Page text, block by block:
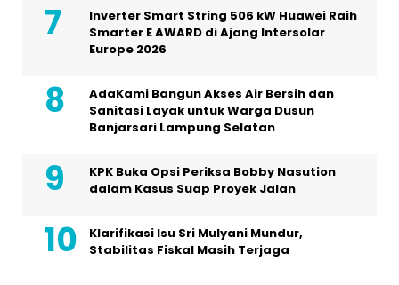
Inverter Smart String 506 kW Huawei Raih
Smarter E AWARD di Ajang Intersolar
Europe 2026
AdaKami Bangun Akses Air Bersih dan
Sanitasi Layak untuk Warga Dusun
Banjarsari Lampung Selatan
KPK Buka Opsi Periksa Bobby Nasution
dalam Kasus Suap Proyek Jalan
Klarifikasi Isu Sri Mulyani Mundur,
Stabilitas Fiskal Masih Terjaga